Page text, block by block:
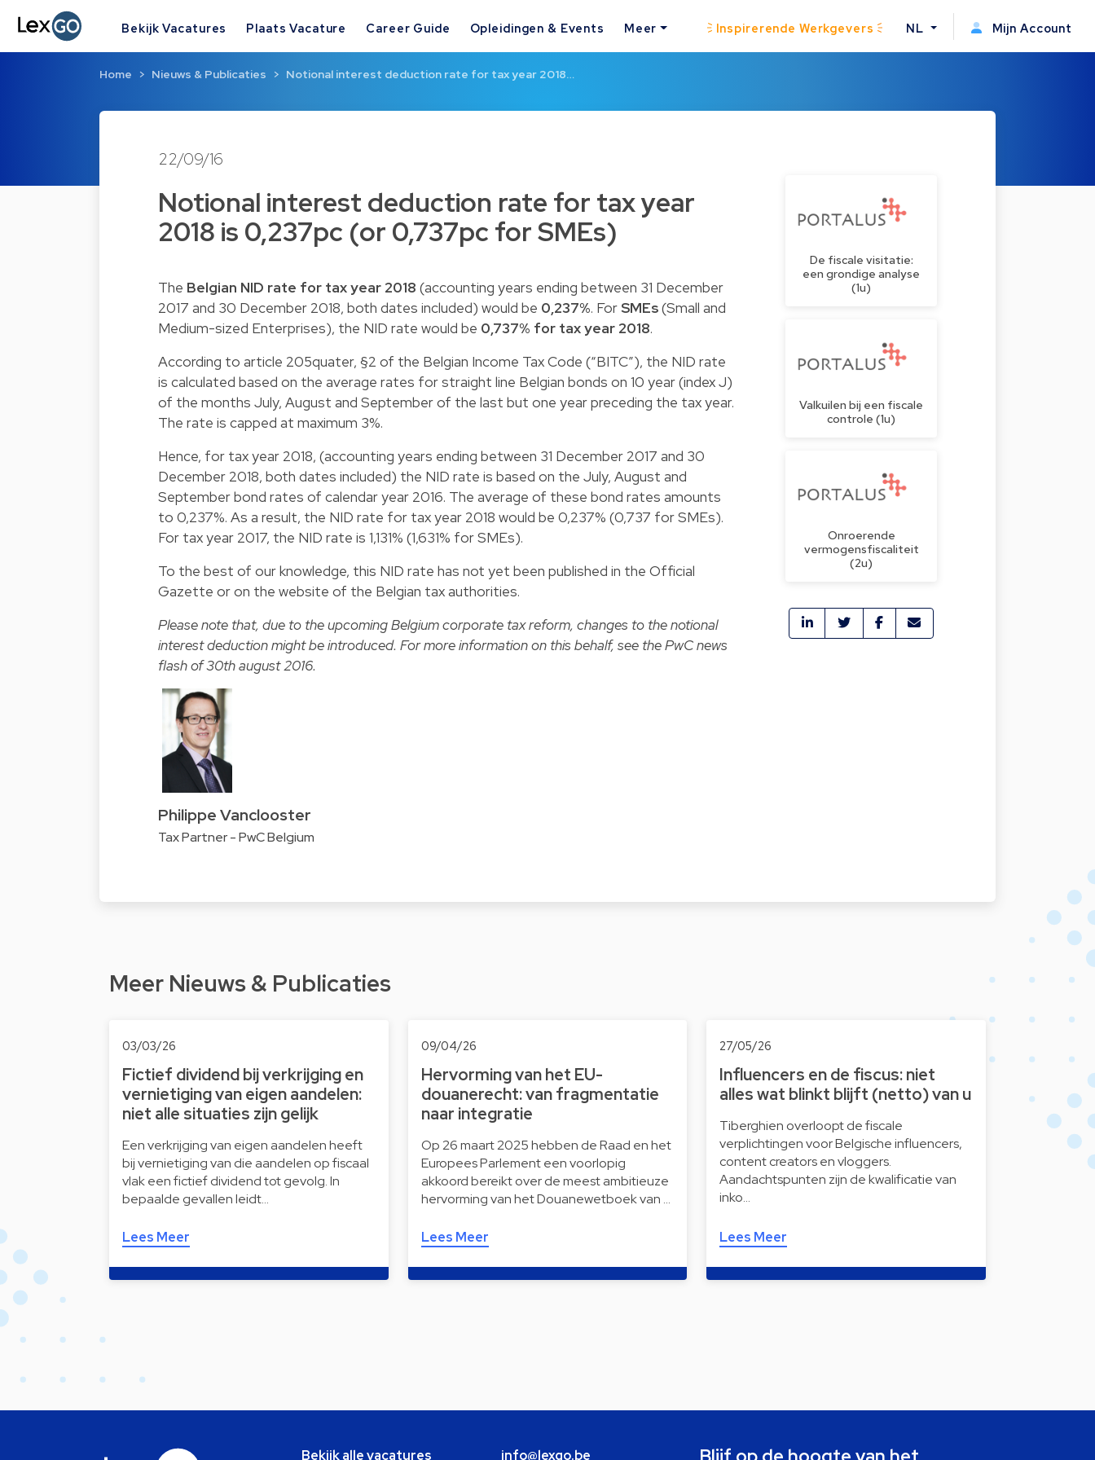
Bekijk Vacatures Plaats Vacature Career Guide Opleidingen & Events Meer Inspirerende Werkgevers NL Mijn Account
Home Nieuws & Publicaties Notional interest deduction rate for tax year 2018…
22/09/16
Notional interest deduction rate for tax year
2018 is 0,237pc (or 0,737pc for SMEs)
The Belgian NID rate for tax year 2018 (accounting years ending between 31 December
2017 and 30 December 2018, both dates included) would be 0,237%. ForSMEs(Small and
Medium-sized Enterprises), the NID rate would be 0,737% for tax year 2018.
According to article 205quater, §2 of the Belgian Income Tax Code (“BITC”), the NID rate
is calculated based on the average rates for straight line Belgian bonds on 10 year (index J)
of the months July, August and September of the last but one year preceding the tax year.
The rate is capped at maximum 3%.
Hence, for tax year 2018, (accounting years ending between 31 December 2017 and 30
December 2018, both dates included) the NID rate is based on the July, August and
September bond rates of calendar year 2016. The average of these bond rates amounts
to 0,237%. As a result, the NID rate for tax year 2018 would be 0,237% (0,737 for SMEs).
For tax year 2017, the NID rate is 1,131% (1,631% for SMEs).
To the best of our knowledge, this NID rate has not yet been published in the Official
Gazette or on the website of the Belgian tax authorities.
Please note that, due to the upcoming Belgium corporate tax reform, changes to the notional
interest deduction might be introduced. For more information on this behalf, see the PwC news
flash of30th august 2016.
Philippe Vanclooster
Tax Partner - PwC Belgium
De fiscale visitatie:
een grondige analyse
(1u)
Valkuilen bij een fiscale
controle (1u)
Onroerende
vermogensfiscaliteit
(2u)
Meer Nieuws & Publicaties
03/03/26
Fictief dividend bij verkrijging en
vernietiging van eigen aandelen:
niet alle situaties zijn gelijk
Een verkrijging van eigen aandelen heeft
bij vernietiging van die aandelen op fiscaal
vlak een fictief dividend tot gevolg. In
bepaalde gevallen leidt…
Lees Meer
09/04/26
Hervorming van het EU-
douanerecht: van fragmentatie
naar integratie
Op 26 maart 2025 hebben de Raad en het
Europees Parlement een voorlopig
akkoord bereikt over de meest ambitieuze
hervorming van het Douanewetboek van …
Lees Meer
27/05/26
Influencers en de fiscus: niet
alles wat blinkt blijft (netto) van u
Tiberghien overloopt de fiscale
verplichtingen voor Belgische influencers,
content creators en vloggers.
Aandachtspunten zijn de kwalificatie van
inko…
Lees Meer
Bekijk alle vacatures info@lexgo.be